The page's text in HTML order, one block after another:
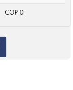
COP 0